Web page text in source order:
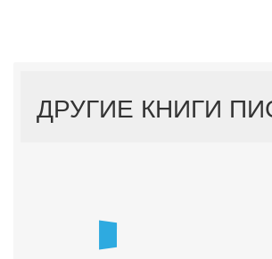
ДРУГИЕ КНИГИ